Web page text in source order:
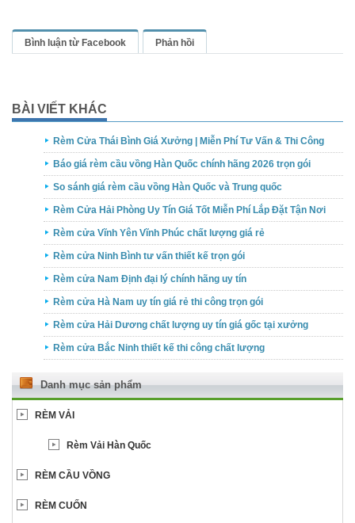
Bình luận từ Facebook Phản hồi
BÀI VIẾT KHÁC
Rèm Cửa Thái Bình Giá Xưởng | Miễn Phí Tư Vấn & Thi Công
Báo giá rèm cầu vồng Hàn Quốc chính hãng 2026 trọn gói
So sánh giá rèm cầu vồng Hàn Quốc và Trung quốc
Rèm Cửa Hải Phòng Uy Tín Giá Tốt Miễn Phí Lắp Đặt Tận Nơi
Rèm cửa Vĩnh Yên Vĩnh Phúc chất lượng giá rẻ
Rèm cửa Ninh Bình tư vấn thiết kế trọn gói
Rèm cửa Nam Định đại lý chính hãng uy tín
Rèm cửa Hà Nam uy tín giá rẻ thi công trọn gói
Rèm cửa Hải Dương chất lượng uy tín giá gốc tại xưởng
Rèm cửa Bắc Ninh thiết kế thi công chất lượng
Danh mục sản phẩm
RÈM VẢI
Rèm Vải Hàn Quốc
RÈM CẦU VỒNG
RÈM CUỐN